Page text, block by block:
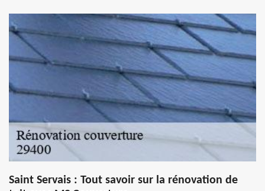
Saint Servais : Tout savoir sur la rénovation de